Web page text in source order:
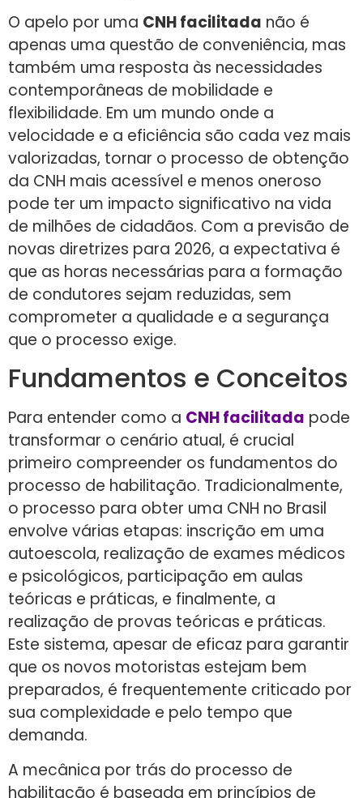
O apelo por uma CNH facilitada não é
apenas uma questão de conveniência, mas
também uma resposta às necessidades
contemporâneas de mobilidade e
flexibilidade. Em um mundo onde a
velocidade e a eficiência são cada vez mais
valorizadas, tornar o processo de obtenção
da CNH mais acessível e menos oneroso
pode ter um impacto significativo na vida
de milhões de cidadãos. Com a previsão de
novas diretrizes para 2026, a expectativa é
que as horas necessárias para a formação
de condutores sejam reduzidas, sem
comprometer a qualidade e a segurança
que o processo exige.
Fundamentos e Conceitos
Para entender como a CNH facilitada pode
transformar o cenário atual, é crucial
primeiro compreender os fundamentos do
processo de habilitação. Tradicionalmente,
o processo para obter uma CNH no Brasil
envolve várias etapas: inscrição em uma
autoescola, realização de exames médicos
e psicológicos, participação em aulas
teóricas e práticas, e finalmente, a
realização de provas teóricas e práticas.
Este sistema, apesar de eficaz para garantir
que os novos motoristas estejam bem
preparados, é frequentemente criticado por
sua complexidade e pelo tempo que
demanda.
A mecânica por trás do processo de
habilitação é baseada em princípios de